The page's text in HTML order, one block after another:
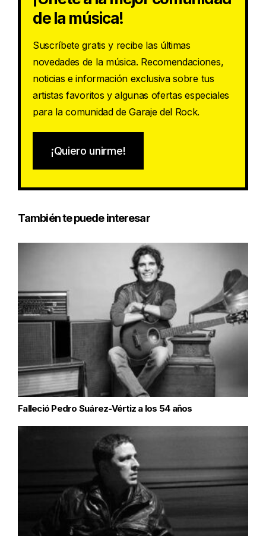
de la música!
Suscríbete gratis y recibe las últimas
novedades de la música. Recomendaciones,
noticias e información exclusiva sobre tus
artistas favoritos y algunas ofertas especiales
para la comunidad de Garaje del Rock.
¡Quiero unirme!
También te puede interesar
Falleció Pedro Suárez-Vértiz a los 54 años